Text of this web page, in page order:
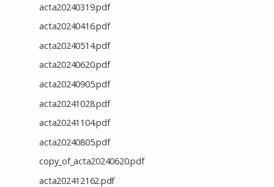
acta20240319.pdf
acta20240416.pdf
acta20240514.pdf
acta20240620.pdf
acta20240905.pdf
acta20241028.pdf
acta20241104.pdf
acta20240805.pdf
copy_of_acta20240620.pdf
acta202412162.pdf